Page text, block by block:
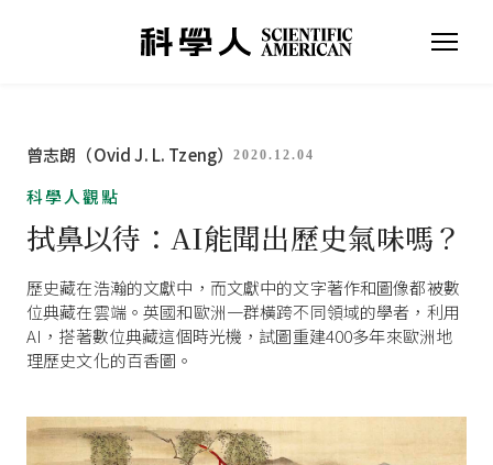
曾志朗（Ovid J. L. Tzeng）2020.12.04
科學人觀點
拭鼻以待：AI能聞出歷史氣味嗎？
歷史藏在浩瀚的文獻中，而文獻中的文字著作和圖像都被數
位典藏在雲端。英國和歐洲一群橫跨不同領域的學者，利用
AI，搭著數位典藏這個時光機，試圖重建400多年來歐洲地
理歷史文化的百香圖。